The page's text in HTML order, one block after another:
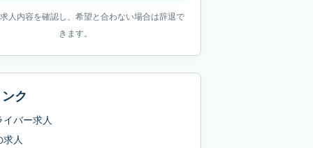
人内容を確認し、希望と合わない場合は辞退で
きます。
ク
バー求人
求人